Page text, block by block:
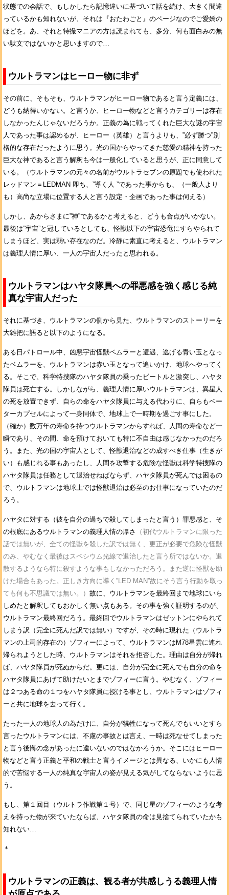
状態での会話で、もしかしたら記憶違いに基づいて話を続け、大きく間違
っているかも知れないが、それは『おたわごと』のページなのでご愛嬌の
ほどを。あ、それと特撮マニアの方は読まれても、多分、何も面白みの無
い駄文ではないかと思いますので…
ウルトラマンはヒーロー物に非ず
その前に、そもそも、ウルトラマンがヒーロー物であると言う定義には、
どうも納得いかない。と言うか、ヒーロー物などと言うカテゴリーは存在
しなかったんじゃないだろうか。正義の為に戦ってくれた巨大な謎の宇宙
人であった事は認めるが、ヒーロー（英雄）と言うよりも、”必ず勝つ”別
格的な存在だったように思う。光の国からやってきた慈愛の精神を持った
巨大な神であると言う解釈も今は一般化していると思うが、正に同意して
いる。（ウルトラマンの元々の名前がウルトラセブンの原題でも使われた
レッドマン＝LEDMAN 即ち、”導く人 ”であった事からも、（一般人より
も）高尚な立場に位置する人と言う設定・企画であった事は伺える）
しかし、あからさまに”神”であるかと考えると、どうも合点がいかない。
最後は”宇宙”と冠しているとしても、怪獣以下の宇宙恐竜にすらやられて
しまうほど、実は弱い存在なのだ。冷静に素直に考えると、ウルトラマン
は義理人情に厚い、一人の宇宙人だったと思われる。
ウルトラマンはハヤタ隊員への罪悪感を強く感じる純
真な宇宙人だった
それに基づき、ウルトラマンの側から見た、ウルトラマンのストーリーを
大雑把に語ると以下のようになる。
ある日パトロール中、凶悪宇宙怪獣ベムラーと遭遇、逃げる青い玉となっ
たベムラーを、ウルトラマンは赤い玉となって追いかけ、地球へやってく
る。そこで、科学特捜隊のハヤタ隊員の乗ったビートルと激突し、ハヤタ
隊員は死亡する。しかしながら、義理人情に厚いウルトラマンは、異星人
の死を放置できず、自らの命をハヤタ隊員に与える代わりに、自らもベー
ターカプセルによって一身同体で、地球上で一時期を過ごす事にした。
（確か）数万年の寿命を持つウルトラマンからすれば、人間の寿命など一
瞬であり、その間、命を預けておいても特に不自由は感じなかったのだろ
う。また、光の国の宇宙人として、怪獣退治などの成すべき仕事（生きが
い）も感じれる事もあったし、人間を攻撃する危険な怪獣は科学特捜隊の
ハヤタ隊員は任務として退治せねばならず、ハヤタ隊員が死んでは困るの
で、ウルトラマンは地球上では怪獣退治は必至のお仕事になっていたのだ
ろう。
ハヤタに対する（彼を自分の過ちで殺してしまったと言う）罪悪感と、そ
の根底にあるウルトラマンの義理人情の厚さ
（初代ウルトラマンに限った
話では無いが、全ての怪獣を殺した訳では無く、更正が必要で危険な怪獣
のみ、やむなく最後はスペシウム光線で退治したと言う所ではないか。退
散するようなら特に殺すような事もしなかっただろう。また逆に怪獣を助
けた場合もあった。正しき方向に導く”LED MAN”故にそう言う行動を取っ
ても何も不思議では無い。） 故に、ウルトラマンを最終回まで地球にいら
しめたと解釈してもおかしく無い点もある。その事を強く証明するのが、
ウルトラマン最終回だろう。最終回でウルトラマンはゼットンにやられて
しまう訳（完全に死んだ訳では無い）ですが、その時に現れた（ウルトラ
マンの上司的存在の）ゾフィーによって、ウルトラマンはM78星雲に連れ
帰られようとした時、ウルトラマンはそれを拒否した。理由は自分が帰れ
ば、ハヤタ隊員が死ぬからだ。更には、自分が完全に死んでも自分の命を
ハヤタ隊員にあげて助けたいとまでゾフィーに言う。やむなく、ゾフィー
は２つある命の１つをハヤタ隊員に授ける事とし、ウルトラマンはゾフィ
ーと共に地球を去って行く。
たった一人の地球人の為だけに、自分が犠牲になって死んでもいいとすら
言ったウルトラマンには、不慮の事故とは言え、一時は死なせてしまった
と言う後悔の念があったに違いないのではなかろうか。そこにはヒーロー
物などと言う正義と平和の戦士と言うイメージとは異なる、いかにも人情
的で苦悩する一人の純真な宇宙人の姿が見える気がしてならないように思
う。
もし、第１回目（ウルトラ作戦第１号）で、同じ星のゾフィーのような考
えを持った物が来ていたならば、ハヤタ隊員の命は見捨てられていたかも
知れない…
＊
ウルトラマンの正義は、観る者が共感しうる義理人情